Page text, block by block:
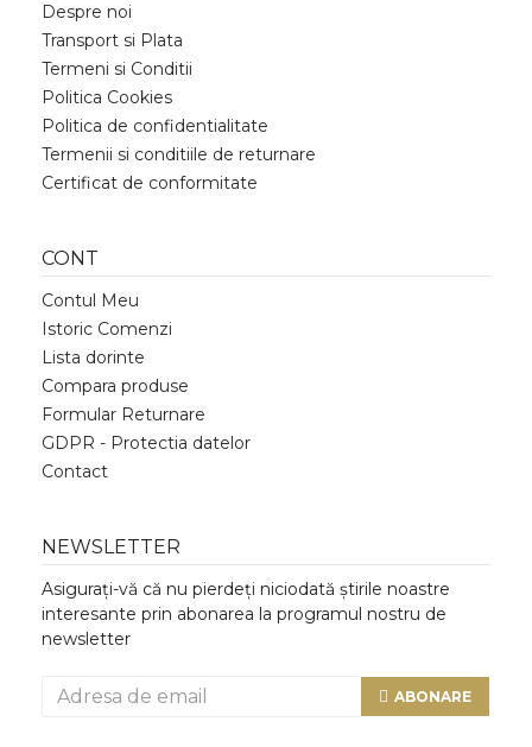
Despre noi
Transport si Plata
Termeni si Conditii
Politica Cookies
Politica de confidentialitate
Termenii si conditiile de returnare
Certificat de conformitate
CONT
Contul Meu
Istoric Comenzi
Lista dorinte
Compara produse
Formular Returnare
GDPR - Protectia datelor
Contact
NEWSLETTER
Asigurați-vă că nu pierdeți niciodată știrile noastre
interesante prin abonarea la programul nostru de
newsletter
ABONARE